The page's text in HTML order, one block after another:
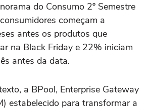
do Consumo 2º Semestre
começam a
antes os produtos que
na Black Friday e 22% iniciam
antes da data.
a BPool, Enterprise Gateway
estabelecido para transformar a